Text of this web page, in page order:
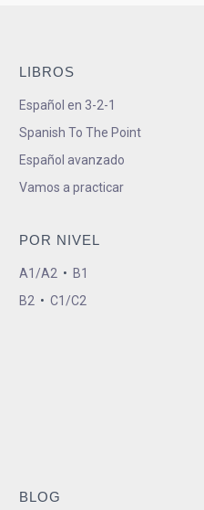
LIBROS
Español en 3-2-1
Spanish To The Point
Español avanzado
Vamos a practicar
POR NIVEL
A1/A2 • B1
B2 • C1/C2
BLOG